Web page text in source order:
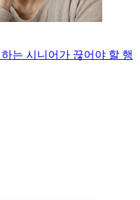
는 시니어가 끊어야 할 행